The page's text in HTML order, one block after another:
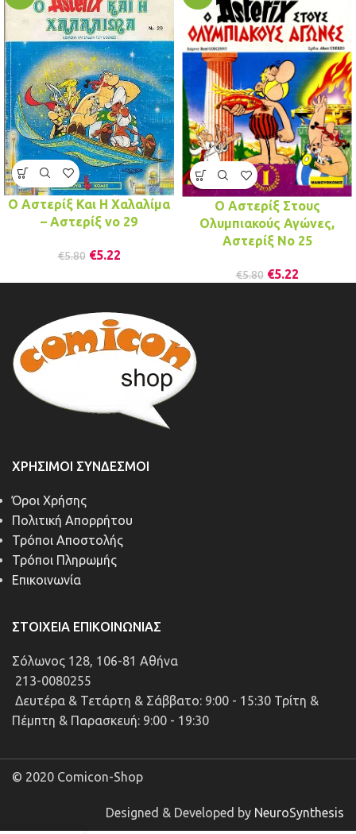
Ο Αστερίξ Και Η Χαλαλίμα
– Αστερίξ νo 29
€5.80 €5.22
Ο Αστερίξ Στους
Ολυμπιακούς Αγώνες,
Αστερίξ Νο 25
€5.80 €5.22
ΧΡΉΣΙΜΟΙ ΣΎΝΔΕΣΜΟΙ
Όροι Χρήσης
Πολιτική Απορρήτου
Τρόποι Αποστολής
Τρόποι Πληρωμής
Επικοινωνία
ΣΤΟΙΧΕΊΑ ΕΠΙΚΟΙΝΩΝΊΑΣ
Σόλωνος 128, 106-81 Αθήνα
213-0080255
Δευτέρα & Τετάρτη & Σάββατο: 9:00 - 15:30 Τρίτη &
Πέμπτη & Παρασκευή: 9:00 - 19:30
© 2020 Comicon-Shop
Designed & Developed by NeuroSynthesis